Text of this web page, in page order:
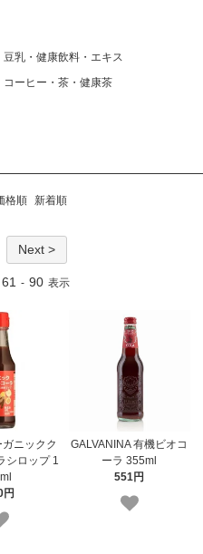
豆乳・健康飲料・エキス
コーヒー・茶・健康茶
格順 新着順
Next >
61 - 90 表示
ニックク
シロップ 1
円
GALVANINA 有機ビオコ
ーラ 355ml
551円